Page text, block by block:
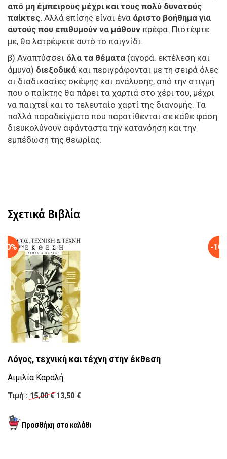
από μη έμπειρους μέχρι και τους πολύ δυνατούς
παίκτες. Αλλά επίσης είναι ένα άριστο βοήθημα για
αυτούς που επιθυμούν να μάθουν πρέφα. Πιστέψτε
με, θα λατρέψετε αυτό το παιγνίδι.
β) Αναπτύσσει όλα τα θέματα (αγορά. εκτέλεση και
άμυνα) διεξοδικά και περιγράφονται με τη σειρά όλες
οι διαδικασίες σκέψης και ανάλυσης, από την στιγμή
που ο παίκτης θα πάρει τα χαρτιά στο χέρι του, μέχρι
να παιχτεί και το τελευταίο χαρτί της διανομής. Τα
πολλά παραδείγματα που παρατίθενται σε κάθε φάση
διευκολύνουν αφάνταστα την κατανόηση και την
εμπέδωση της θεωρίας.
Σχετικά Βιβλία
Λόγος, τεχνική και τέχνη στην έκθεση
Αιμιλία Καραλή
Τιμή : 15,00 €13,50 €
-